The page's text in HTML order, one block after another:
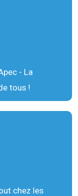
- La
tous !
chez les